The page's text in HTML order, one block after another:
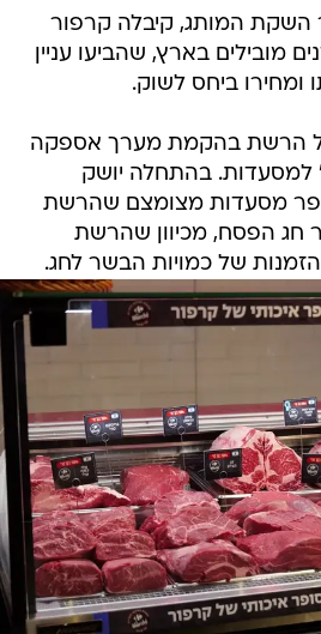
השקת המותג, קיבלה קרפור
מובילים בארץ, שהביעו עניין
ומחירו ביחס לשוק.
הרשת בהקמת מערך אספקה
בהתחלה יושק
מסעדות מצומצם שהרשת
חג הפסח, מכיוון שהרשת
של כמויות הבשר לחג.